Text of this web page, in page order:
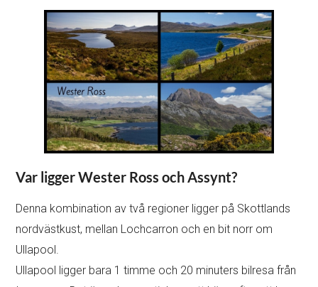
Var ligger Wester Ross och Assynt?
Denna kombination av två regioner ligger på Skottlands
nordvästkust, mellan Lochcarron och en bit norr om
Ullapool.
Ullapool ligger bara 1 timme och 20 minuters bilresa från